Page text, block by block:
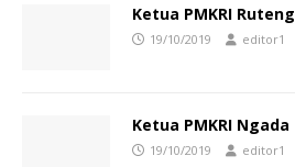
Ketua PMKRI Ruteng
19/10/2019 editor1
Ketua PMKRI Ngada
19/10/2019 editor1